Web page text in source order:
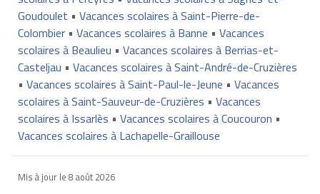
Goudoulet • Vacances scolaires à Saint-Pierre-de-
Colombier• Vacances scolaires à Banne • Vacances
scolaires à Beaulieu • Vacances scolaires à Berrias-et-
Casteljau • Vacances scolaires à Saint-André-de-Cruzières
• Vacances scolaires à Saint-Paul-le-Jeune • Vacances
scolaires à Saint-Sauveur-de-Cruzières • Vacances
scolaires à Issarlès • Vacances scolaires à Coucouron •
Vacances scolaires à Lachapelle-Graillouse
Mis à jour le 8 août 2026